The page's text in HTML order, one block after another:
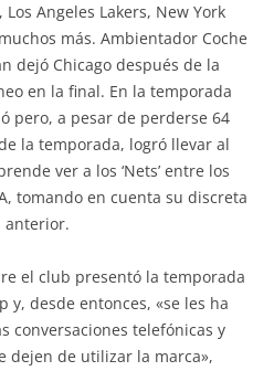
Angeles Lakers, New York
más. Ambientador Coche
dejó Chicago después de la
en la final. En la temporada
pero, a pesar de perderse 64
la temporada, logró llevar al
ver a los ‘Nets’ entre los
tomando en cuenta su discreta
anterior.
el club presentó la temporada
y, desde entonces, «se les ha
conversaciones telefónicas y
dejen de utilizar la marca»,